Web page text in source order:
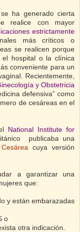
ha generado cierta
realice con mayor
estrictamente
más críticos o
se realicen porque
el hospital o la clínica
conveniente para un
Recientemente,
y Obstetricia
defensiva” como
de cesáreas en el
National Institute for
publicaba una
cuya versión
a garantizar una
que:
y están embarazadas
o
otra indicación.